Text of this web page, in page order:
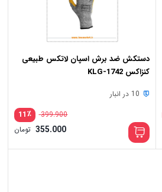
دستکش ضد برش اسپان لاتکس طبیعی
کنزاکس KLG-1742
10 در انبار
٪11 399.900
355.000 تومان